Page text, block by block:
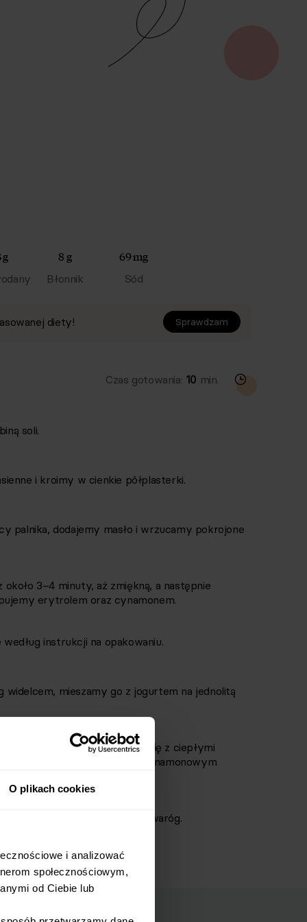
O plikach cookies
i analizować
społecznościowym,
od Ciebie lub
g 8 g
Błonnik
69 mg
Sód
diety! Sprawdzam
Czas gotowania: 10 min.
soli.
i kroimy w cienkie półplasterki.
palnika, dodajemy masło i wrzucamy pokrojone
3–4 minuty, aż zmiękną, a następnie
erytrolem oraz cynamonem.
instrukcji na opakowaniu.
mieszamy go z jogurtem na jednolitą
je bezpośrednio na patelnię z ciepłymi
owocami, aby oblepiły się cynamonowym
a na wierzchu układamy twaróg.